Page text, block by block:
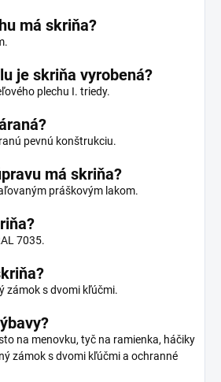
má skriňa?
je skriňa vyrobená?
plechu I. triedy.
pevnú konštrukciu.
má skriňa?
práškovým lakom.
7035.
zámok s dvomi kľúčmi.
na menovku, tyč na ramienka, háčiky
zámok s dvomi kľúčmi a ochranné